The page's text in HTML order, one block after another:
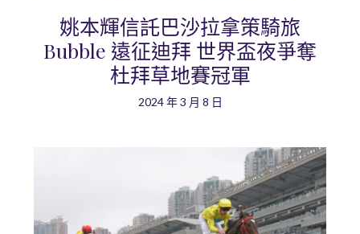
姚本輝信託巴沙拉拿策騎旅
Bubble 遠征迪拜 世界盃夜爭奪
杜拜草地賽冠軍
2024 年 3 月 8 日